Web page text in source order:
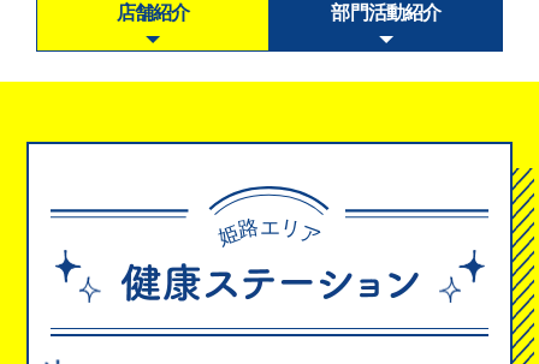
店舗紹介 部門活動紹介
姫路エリア